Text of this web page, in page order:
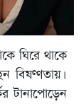
ঘিরে থাকে
বিষণ্ণতায়।
টানাপোড়েন